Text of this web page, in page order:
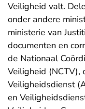
Veiligheid valt.
onder andere
ministerie van
documenten en
de Nationaal
Veiligheid (NCTV),
Veiligheidsdienst
en